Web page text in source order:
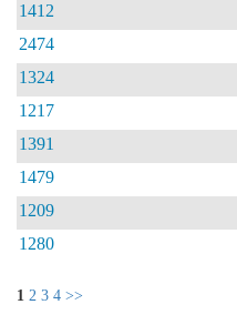
1412
2474
1324
1217
1391
1479
1209
1280
1 2 3 4 >>